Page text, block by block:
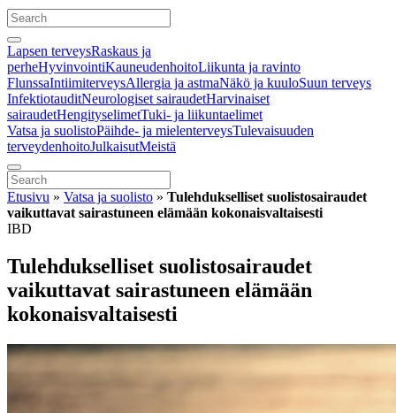
Lapsen terveysRaskaus ja
perheHyvinvointiKauneudenhoitoLiikunta ja ravinto
FlunssaIntiimiterveysAllergia ja astmaNäkö ja kuuloSuun terveys
InfektiotauditNeurologiset sairaudetHarvinaiset
sairaudetHengityselimetTuki- ja liikuntaelimet
Vatsa ja suolistoPäihde- ja mielenterveysTulevaisuuden
terveydenhoitoJulkaisutMeistä
Etusivu » Vatsa ja suolisto » Tulehdukselliset suolistosairaudet
vaikuttavat sairastuneen elämään kokonaisvaltaisesti
IBD
Tulehdukselliset suolistosairaudet
vaikuttavat sairastuneen elämään
kokonaisvaltaisesti